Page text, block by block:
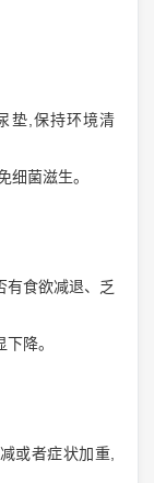
垫,保持环境清
细菌滋生。
有食欲减退、乏
降。
或者症状加重,